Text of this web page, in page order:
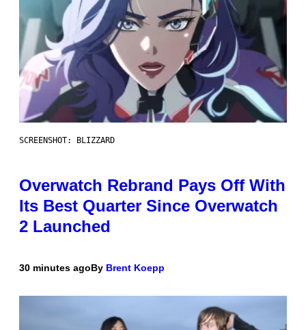
SCREENSHOT: BLIZZARD
Overwatch Rebrand Pays Off With
Its Best Quarter Since Overwatch
2 Launched
30 minutes agoBy Brent Koepp